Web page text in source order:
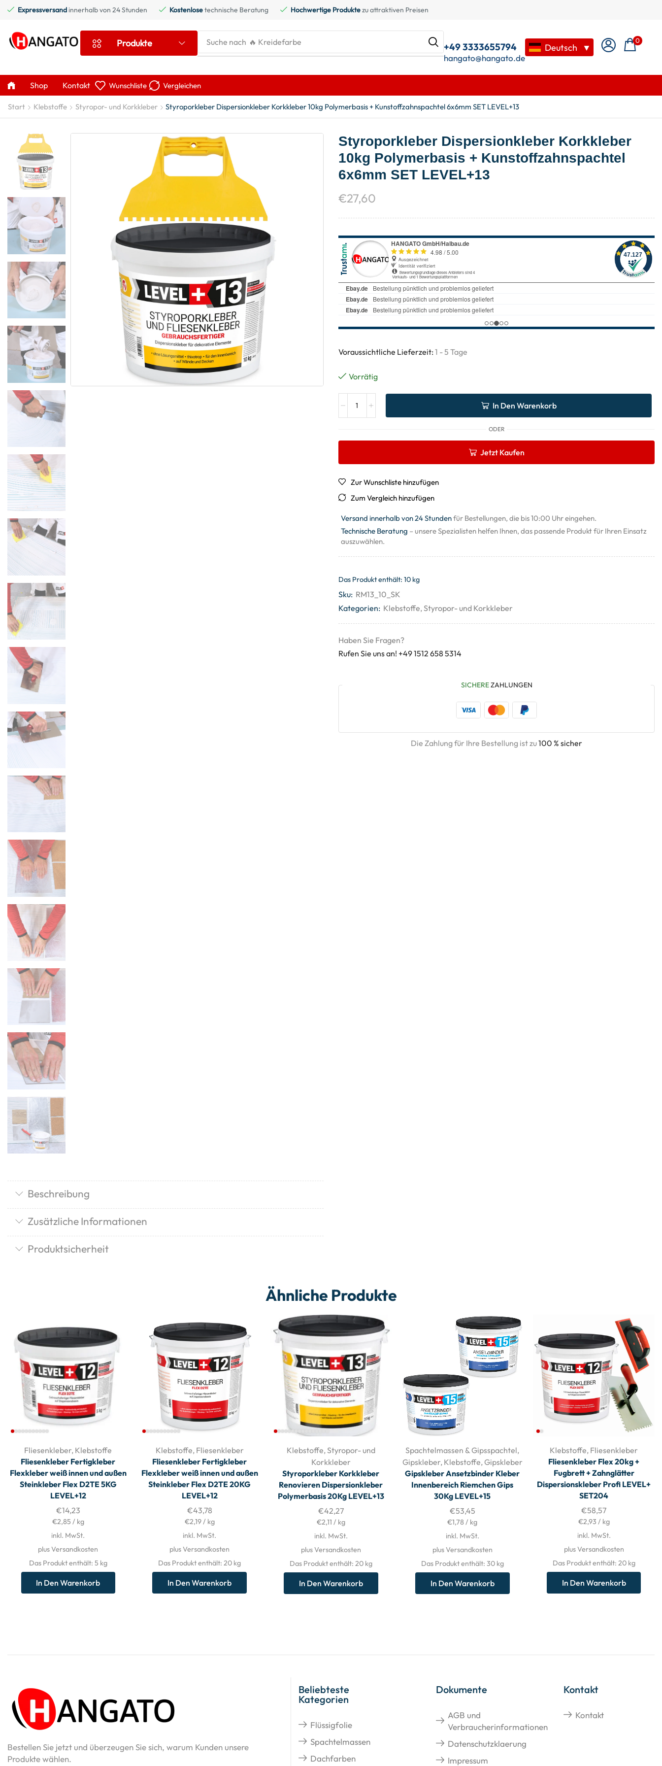
Expressversand innerhalb von 24 Stunden Kostenlosetechnische Beratung Hochwertige Produktezu attraktiven Preisen
Produkte Suche nach 🔥 Gaskartusche +49 3333655794
hangato@hangato.de
Deutsch ▼
0
Shop Kontakt Wunschliste Vergleichen
Start Klebstoffe Styropor- und Korkkleber Styroporkleber Dispersionkleber Korkkleber 10kg Polymerbasis + Kunstoffzahnspachtel 6x6mm SET LEVEL+13
Beschreibung
Zusätzliche Informationen
Produktsicherheit
Styroporkleber Dispersionkleber Korkkleber
10kg Polymerbasis + Kunstoffzahnspachtel
6x6mm SET LEVEL+13
€27,60
Voraussichtliche Lieferzeit: 1 - 5 Tage
Vorrätig
In Den Warenkorb
ODER
Jetzt Kaufen
Zur Wunschliste hinzufügen
Zum Vergleich hinzufügen
Versand innerhalb von 24 Stundenfür Bestellungen, die bis 10:00 Uhr eingehen.
Technische Beratung – unsere Spezialisten helfen Ihnen, das passende Produkt für Ihren Einsatz
auszuwählen.
Das Produkt enthält: 10 kg
Sku: RM13_10_SK
Kategorien: Klebstoffe,Styropor- und Korkkleber
Haben Sie Fragen?
Rufen Sie uns an! +49 1512 658 5314
SICHEREZAHLUNGEN
Die Zahlung für Ihre Bestellung ist zu100 % sicher
Ähnliche Produkte
Fliesenkleber, Klebstoffe
Fliesenkleber Fertigkleber
Flexkleber weiß innen und außen
Steinkleber Flex D2TE 5KG
LEVEL+12
€14,23
€2,85 / kg
inkl. MwSt.
plus Versandkosten
Das Produkt enthält: 5 kg
In Den Warenkorb
Klebstoffe, Fliesenkleber
Fliesenkleber Fertigkleber
Flexkleber weiß innen und außen
Steinkleber Flex D2TE 20KG
LEVEL+12
€43,78
€2,19/ kg
inkl. MwSt.
plus Versandkosten
Das Produkt enthält: 20 kg
In Den Warenkorb
Klebstoffe,Styropor- und
Korkkleber
Styroporkleber Korkkleber
Renovieren Dispersionkleber
Polymerbasis 20Kg LEVEL+13
€42,27
€2,11 / kg
inkl. MwSt.
plus Versandkosten
Das Produkt enthält: 20 kg
In Den Warenkorb
Spachtelmassen & Gipsspachtel,
Gipskleber, Klebstoffe,Gipskleber
Gipskleber Ansetzbinder Kleber
Innenbereich Riemchen Gips
30Kg LEVEL+15
€53,45
€1,78/ kg
inkl. MwSt.
plus Versandkosten
Das Produkt enthält: 30 kg
In Den Warenkorb
Klebstoffe, Fliesenkleber
Fliesenkleber Flex 20kg +
Fugbrett + Zahnglätter
Dispersionskleber Profi LEVEL+
SET204
€58,57
€2,93 / kg
inkl. MwSt.
plus Versandkosten
Das Produkt enthält: 20 kg
In Den Warenkorb
Bestellen Sie jetzt und überzeugen Sie sich, warum Kunden unsere
Produkte wählen.
Beliebteste
Kategorien
Flüssigfolie
Spachtelmassen
Dachfarben
Dokumente
AGB und
Verbraucherinformationen
Datenschutzklaerung
Impressum
Kontakt
Kontakt